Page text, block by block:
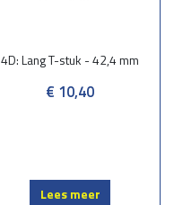
4D: Lang T-stuk - 42,4 mm
€ 10,40
Lees meer